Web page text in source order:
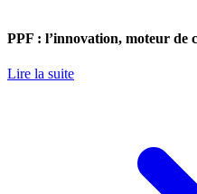
PPF : l’innovation, moteur de
Lire la suite